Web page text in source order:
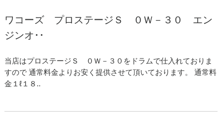
ワコーズ プロステージＳ ０Ｗ－３０ エン
ジンオ･･
当店はプロステージＳ ０Ｗ－３０をドラムで仕入れておりま
すので 通常料金よりお安く提供させて頂いております。 通常料
金１ℓ１８..